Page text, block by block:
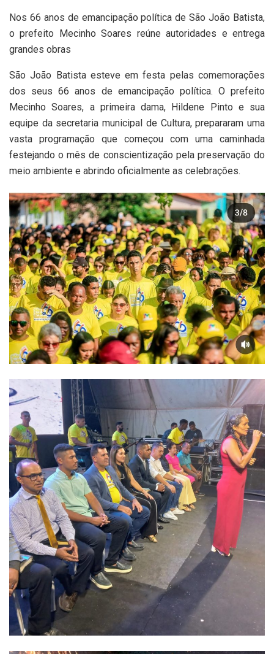
Nos 66 anos de emancipação política de São João Batista,
o prefeito Mecinho Soares reúne autoridades e entrega
grandes obras
São João Batista esteve em festa pelas comemorações
dos seus 66 anos de emancipação política. O prefeito
Mecinho Soares, a primeira dama, Hildene Pinto e sua
equipe da secretaria municipal de Cultura, prepararam uma
vasta programação que começou com uma caminhada
festejando o mês de conscientização pela preservação do
meio ambiente e abrindo oficialmente as celebrações.